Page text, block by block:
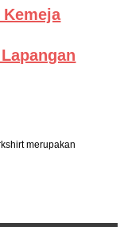
merupakan